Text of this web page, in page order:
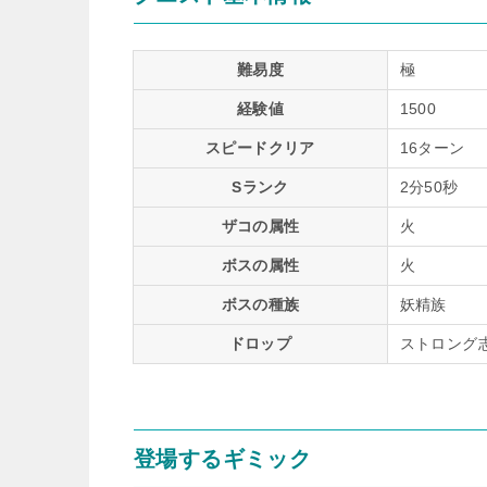
難易度 極
経験値 1500
スピードクリア 16ターン
Sランク 2分50秒
ザコの属性 火
ボスの属性 火
ボスの種族 妖精族
ドロップ ストロン
登場するギミック